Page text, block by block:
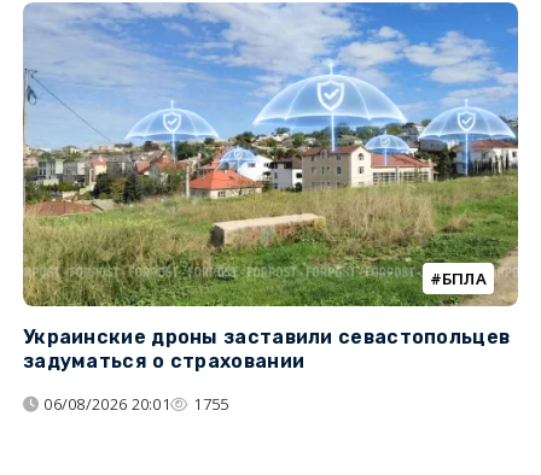
БПЛА
Украинские дроны заставили севастопольцев
задуматься о страховании
06/08/2026 20:01 1755